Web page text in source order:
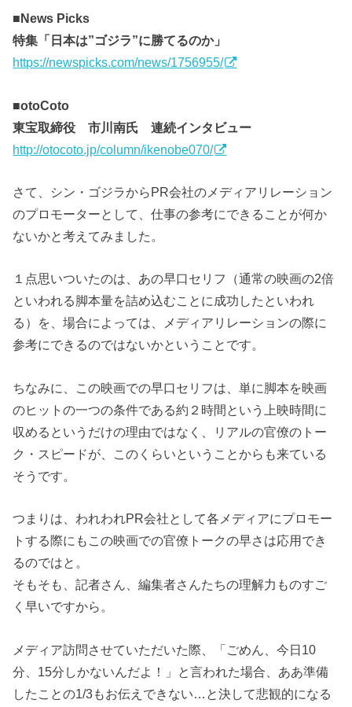
■News Picks
特集「日本は”ゴジラ”に勝てるのか」
https://newspicks.com/news/1756955/
■otoCoto
東宝取締役 市川南氏 連続インタビュー
http://otocoto.jp/column/ikenobe070/
さて、シン・ゴジラからPR会社のメディアリレーション
のプロモーターとして、仕事の参考にできることが何か
ないかと考えてみました。
１点思いついたのは、あの早口セリフ（通常の映画の2倍
といわれる脚本量を詰め込むことに成功したといわれ
る）を、場合によっては、メディアリレーションの際に
参考にできるのではないかということです。
ちなみに、この映画での早口セリフは、単に脚本を映画
のヒットの一つの条件である約２時間という上映時間に
収めるというだけの理由ではなく、リアルの官僚のトー
ク・スピードが、このくらいということからも来ている
そうです。
つまりは、われわれPR会社として各メディアにプロモー
トする際にもこの映画での官僚トークの早さは応用でき
るのではと。
そもそも、記者さん、編集者さんたちの理解力ものすご
く早いですから。
メディア訪問させていただいた際、「ごめん、今日10
分、15分しかないんだよ！」と言われた場合、ああ準備
したことの1/3もお伝えできない…と決して悲観的になる